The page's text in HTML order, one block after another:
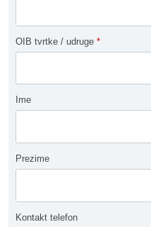
OIB tvrtke / udruge *
Ime
Prezime
Kontakt telefon